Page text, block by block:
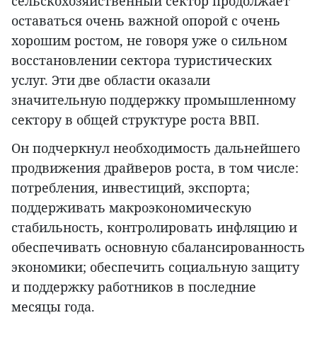
оставаться очень важной опорой с очень
хорошим ростом, не говоря уже о сильном
восстановлении сектора туристических
услуг. Эти две области оказали
значительную поддержку промышленному
сектору в общей структуре роста ВВП.
Он подчеркнул необходимость дальнейшего
продвижения драйверов роста, в том числе:
потребления, инвестиций, экспорта;
поддерживать макроэкономическую
стабильность, контролировать инфляцию и
обеспечивать основную сбалансированность
экономики; обеспечить социальную защиту
и поддержку работников в последние
месяцы года.